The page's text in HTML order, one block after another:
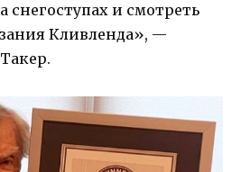
снегоступах и смотреть
Кливленда», —